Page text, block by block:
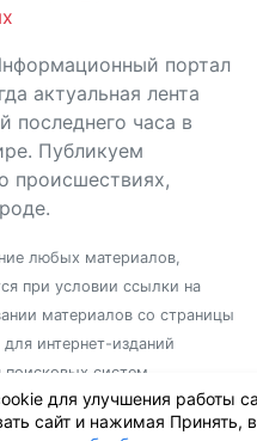
портал
актуальная лента
последнего часа в
Публикуем
происшествиях,
любых материалов,
при условии ссылки на
материалов со страницы
интернет-изданий
поисковых систем
или частичного
должна быть размещена в
для улучшения работы
сайт и нажимая Принять,